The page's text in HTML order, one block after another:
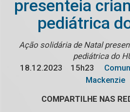
presenteia
pediátrica
Ação solidária de Natal
pediátrica do
18.12.2023
15h23
Mackenzie
COMPARTILHE NAS